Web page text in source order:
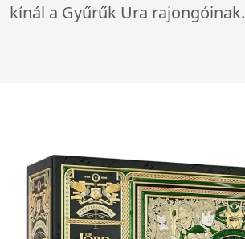
kínál a Gyűrűk Ura rajongóinak.